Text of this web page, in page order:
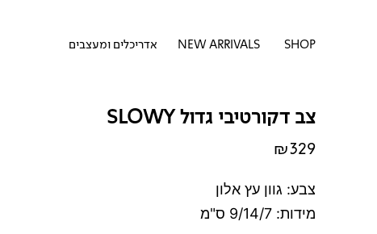
SHOP פתח SHOPNEW ARRIVALS אדריכלים ומעצבים
צב דקורטיבי גדול SLOWY
₪329
צבע: גוון עץ אלון
מידות: 9/14/7 ס"מ